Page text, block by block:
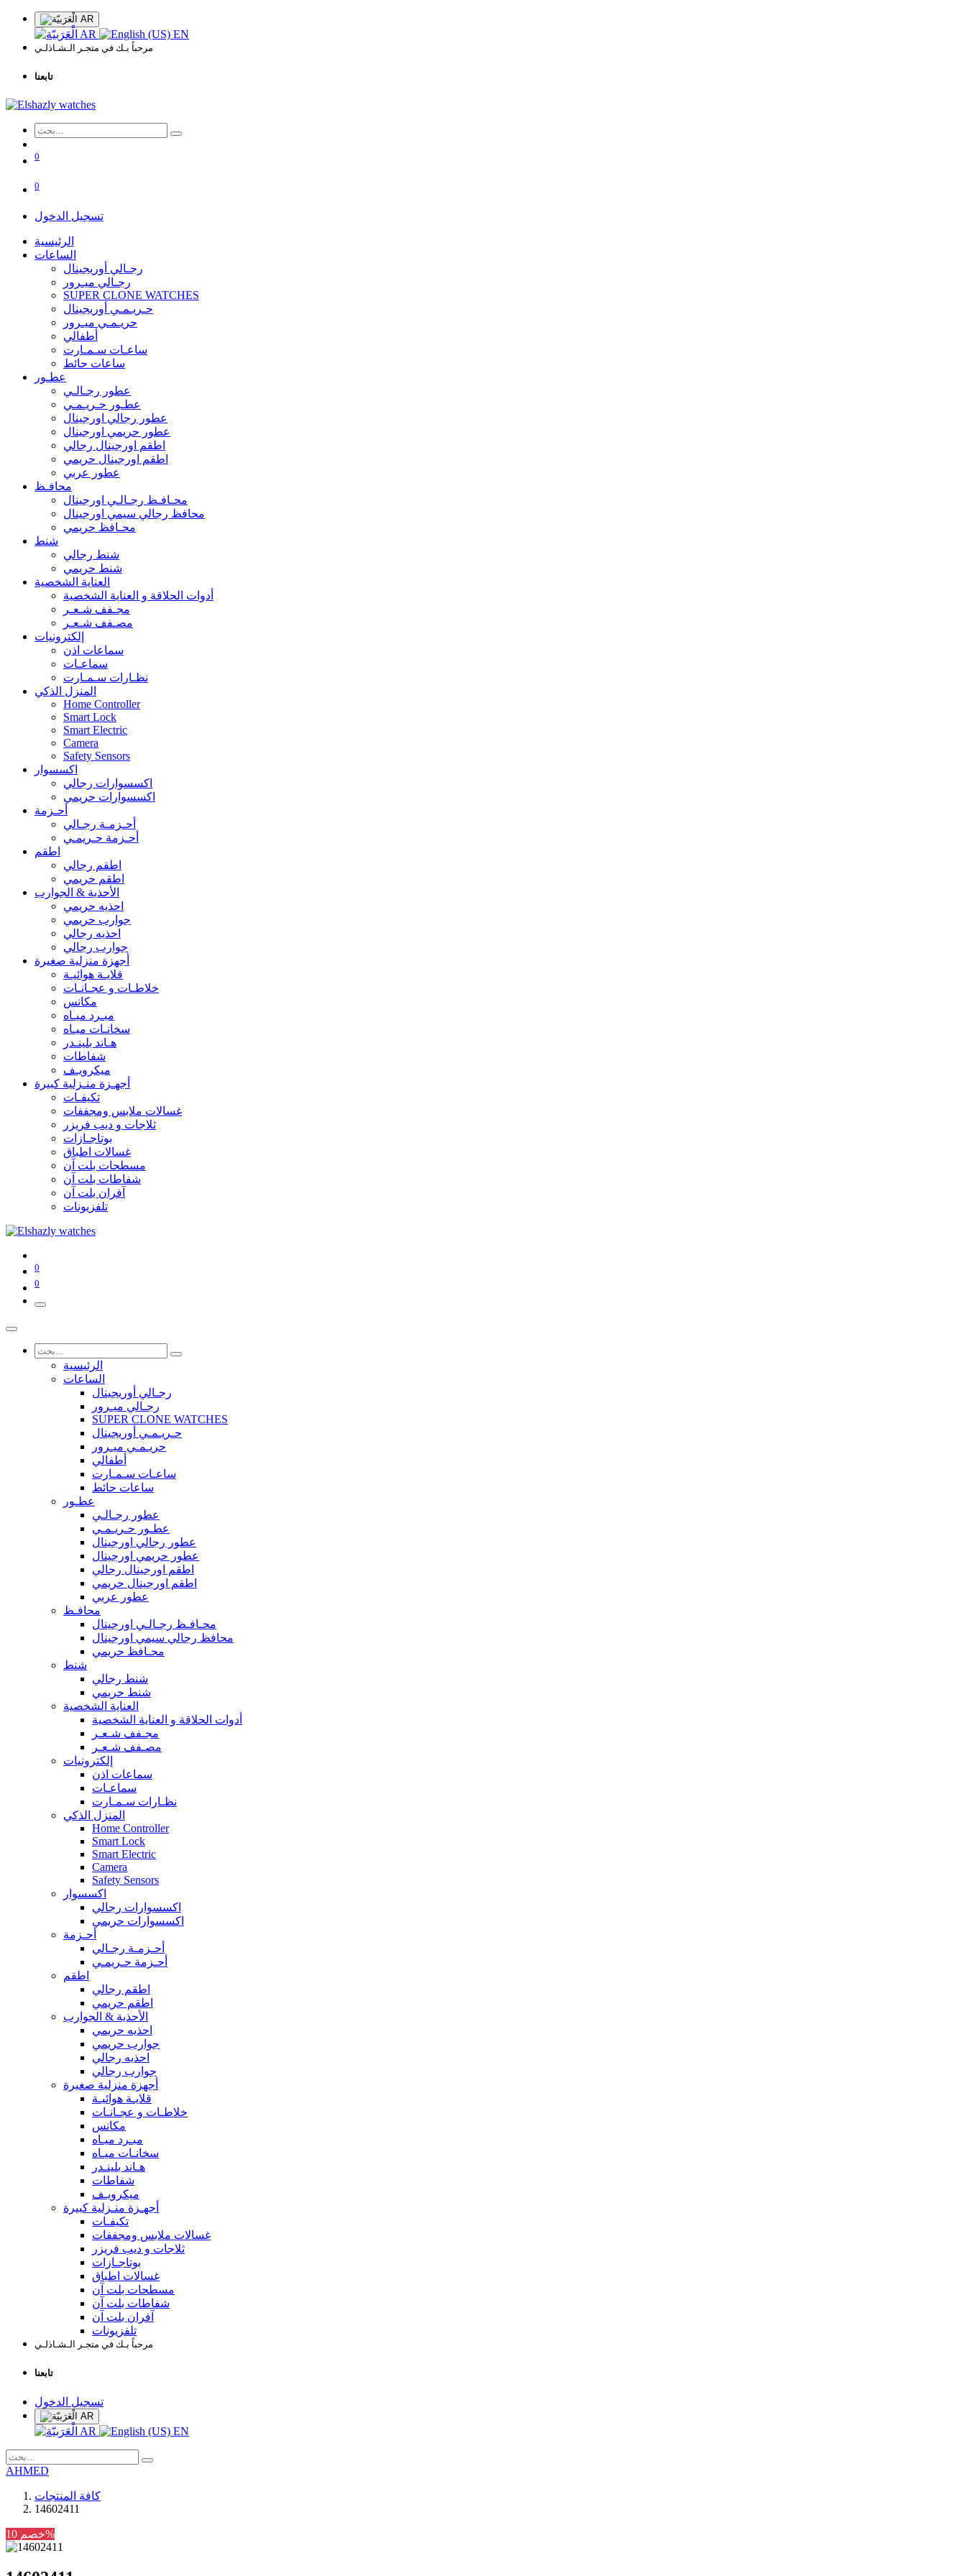
AR
AR EN
مرحباً بـك في متجـر الـشـاذلـي
تابعنا
0
0
تسجيل الدخول
الرئيسية
الساعات
رجـالي أوريجينال
رجـالي ميـرور
SUPER CLONE WATCHES
حـريـمـي أوريجينال
حريـمـي ميـرور
أطفالي
ساعـات سـمـارت
ساعات حائط
عطـور
عطور رجـالـي
عطـور حـريـمـي
عطور رجالي اورجينال
عطور حريمي اورجينال
اطقم اورجينال رجالي
اطقم اورجينال حريمي
عطور عربي
محافـظ
محـافـظ رجـالـي اورجينال
محافظ رجالي سيمي اورجينال
محـافظ حريمي
شنط
شنط رجالي
شنط حريمي
العناية الشخصية
أدوات الحلاقة و العناية الشخصية
مجـفف شـعـر
مصـفف شـعـر
إلكترونيات
سماعات اذن
سماعـات
نظـارات سـمـارت
المنزل الذكي
Home Controller
Smart Lock
Smart Electric
Camera
Safety Sensors
اكسسوار
اكسسوارات رجالي
اكسسوارات حريمي
أحـزمة
أحـزمـة رجـالي
أحـزمة حـريمـي
اطقم
اطقم رجالي
اطقم حريمي
الأحذية & الجوارب
احذيه حريمي
جوارب حريمي
احذيه رجالي
جوارب رجالي
أجهزة منزلية صغيرة
قلايـة هوائيـة
خلاطـات و عجـانـات
مكانس
مبـرد ميـاه
سخانـات ميـاه
هـاند بلينـدر
شفاطات
ميكرويـف
أجهـزة منـزلية كبيرة
تكيفـات
غسالات ملابس ومجففات
ثلاجات و ديب فريزر
بوتاجـازات
غسالات اطباق
مسطحات بلت آن
شفاطات بلت آن
آفران بلت آن
تلفزيونات
0
0
الرئيسية
الساعات
رجـالي أوريجينال
رجـالي ميـرور
SUPER CLONE WATCHES
حـريـمـي أوريجينال
حريـمـي ميـرور
أطفالي
ساعـات سـمـارت
ساعات حائط
عطـور
عطور رجـالـي
عطـور حـريـمـي
عطور رجالي اورجينال
عطور حريمي اورجينال
اطقم اورجينال رجالي
اطقم اورجينال حريمي
عطور عربي
محافـظ
محـافـظ رجـالـي اورجينال
محافظ رجالي سيمي اورجينال
محـافظ حريمي
شنط
شنط رجالي
شنط حريمي
العناية الشخصية
أدوات الحلاقة و العناية الشخصية
مجـفف شـعـر
مصـفف شـعـر
إلكترونيات
سماعات اذن
سماعـات
نظـارات سـمـارت
المنزل الذكي
Home Controller
Smart Lock
Smart Electric
Camera
Safety Sensors
اكسسوار
اكسسوارات رجالي
اكسسوارات حريمي
أحـزمة
أحـزمـة رجـالي
أحـزمة حـريمـي
اطقم
اطقم رجالي
اطقم حريمي
الأحذية & الجوارب
احذيه حريمي
جوارب حريمي
احذيه رجالي
جوارب رجالي
أجهزة منزلية صغيرة
قلايـة هوائيـة
خلاطـات و عجـانـات
مكانس
مبـرد ميـاه
سخانـات ميـاه
هـاند بلينـدر
شفاطات
ميكرويـف
أجهـزة منـزلية كبيرة
تكيفـات
غسالات ملابس ومجففات
ثلاجات و ديب فريزر
بوتاجـازات
غسالات اطباق
مسطحات بلت آن
شفاطات بلت آن
آفران بلت آن
تلفزيونات
مرحباً بـك في متجـر الـشـاذلـي
تابعنا
تسجيل الدخول
AR
AR EN
AHMED
كافة المنتجات
14602411
خصم 10%